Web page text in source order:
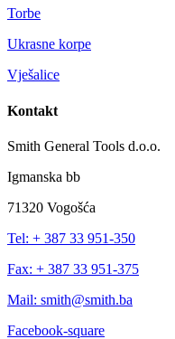
Torbe
Ukrasne korpe
Vješalice
Kontakt
Smith General Tools d.o.o.
Igmanska bb
71320 Vogošća
Tel: + 387 33 951-350
Fax: + 387 33 951-375
Mail: smith@smith.ba
Facebook-square